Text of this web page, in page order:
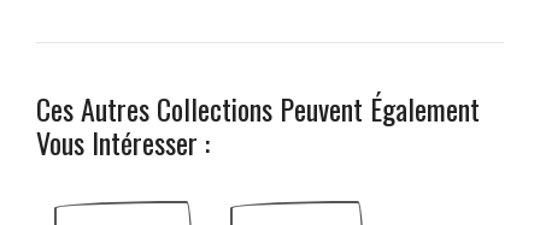
Ces Autres Collections Peuvent Également
Vous Intéresser :